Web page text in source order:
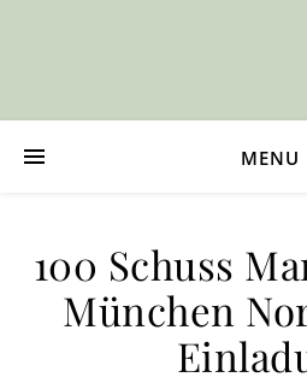
MENU
100 Schuss
München